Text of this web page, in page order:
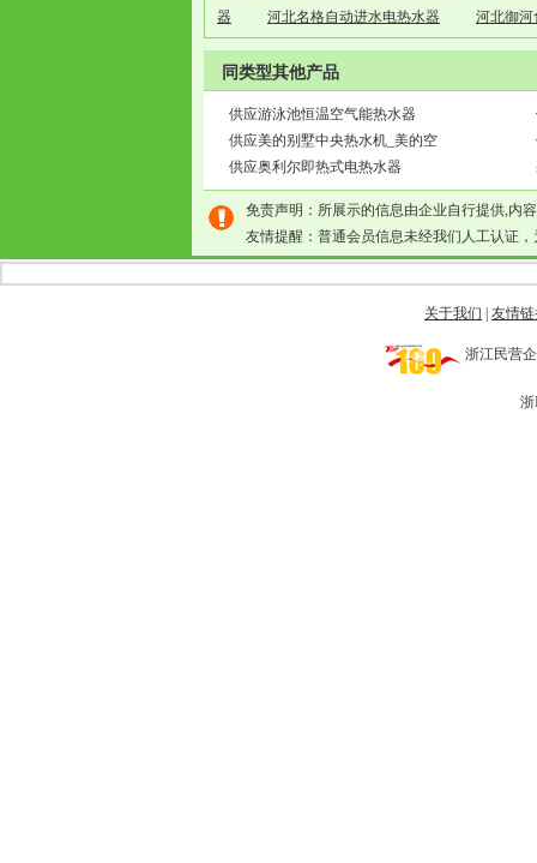
器
河北名格自动进水电热水器 河北御河
同类型其他产品
供应游泳池恒温空气能热水器
供应美的别墅中央热水机_美的空
供应奥利尔即热式电热水器
免责声明：所展示的信息由企业自行提供,内
友情提醒：普通会员信息未经我们人工认证
关于我们 友情
浙江民营
浙